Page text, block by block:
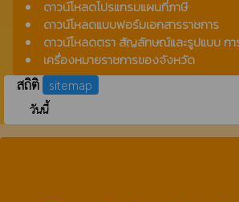
ดาวน์โหลดโปรแกรมแผนที่ภาษี
ดาวน์โหลดแบบฟอร์มเอกสารราชการ
ดาวน์โหลดตรา สัญลักษณ์และรูปแบบ กา
เครื่องหมายราชการของจังหวัด
สถิติ sitemap
วันนี้